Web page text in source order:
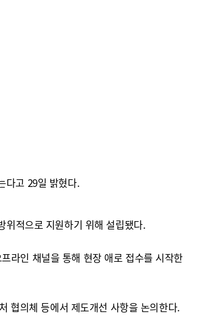
다고 29일 밝혔다.
위적으로 지원하기 위해 설립됐다.
라인 채널을 통해 현장 애로 접수를 시작한
협의체 등에서 제도개선 사항을 논의한다.